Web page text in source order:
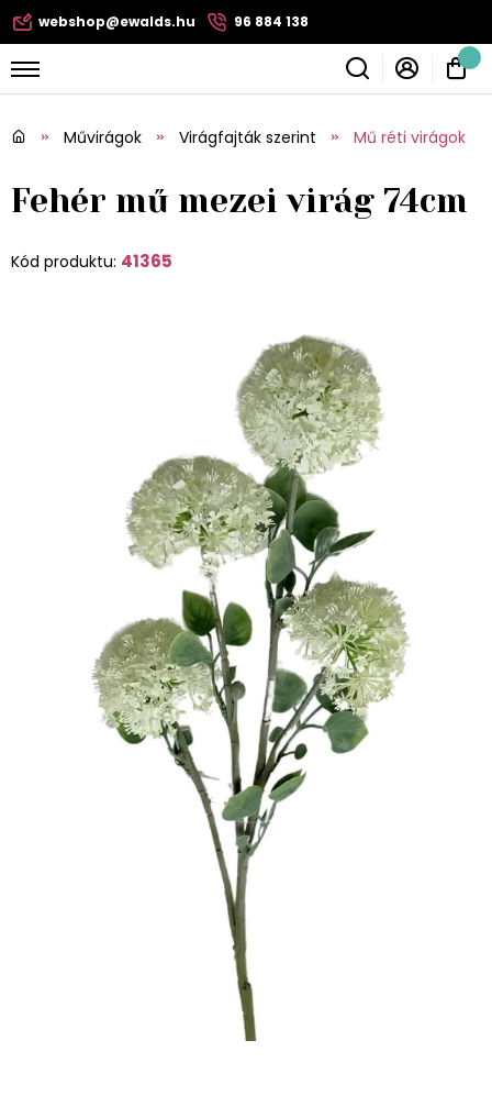
webshop@ewalds.hu 96 884 138
Művirágok Virágfajták szerint Mű réti virágok
Fehér mű mezei virág 74cm
Kód produktu: 41365